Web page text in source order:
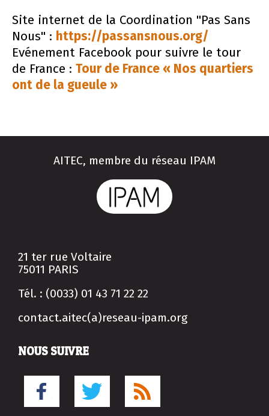
Site internet de la Coordination "Pas Sans
Nous" : https://passansnous.org/
Evénement Facebook pour suivre le tour
de France : Tour de France « Nos quartiers
ont de la gueule »
AITEC, membre du réseau IPAM
21 ter rue Voltaire
75011 PARIS
Tél. : (0033) 01 43 71 22 22
contact.aitec(a)reseau-ipam.org
NOUS SUIVRE